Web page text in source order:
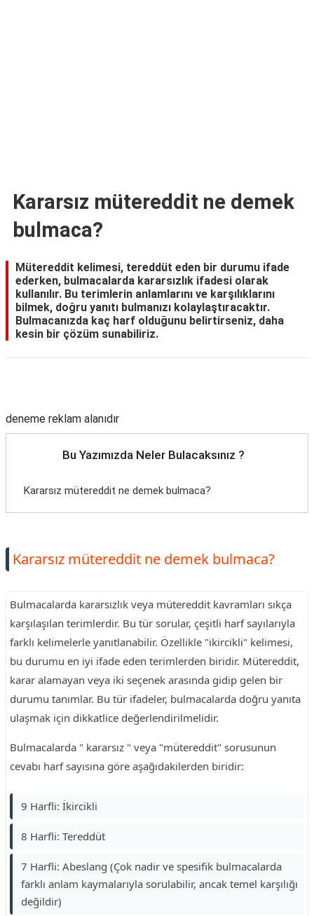
Kararsız mütereddit ne demek
bulmaca?
Mütereddit kelimesi, tereddüt eden bir durumu ifade
ederken, bulmacalarda kararsızlık ifadesi olarak
kullanılır. Bu terimlerin anlamlarını ve karşılıklarını
bilmek, doğru yanıtı bulmanızı kolaylaştıracaktır.
Bulmacanızda kaç harf olduğunu belirtirseniz, daha
kesin bir çözüm sunabiliriz.
deneme reklam alanıdır
Bu Yazımızda Neler Bulacaksınız ?
Kararsız mütereddit ne demek bulmaca?
Kararsız mütereddit ne demek bulmaca?
Bulmacalarda kararsızlık veya mütereddit kavramları sıkça
karşılaşılan terimlerdir. Bu tür sorular, çeşitli harf sayılarıyla
farklı kelimelerle yanıtlanabilir. Özellikle "ikircikli" kelimesi,
bu durumu en iyi ifade eden terimlerden biridir. Mütereddit,
karar alamayan veya iki seçenek arasında gidip gelen bir
durumu tanımlar. Bu tür ifadeler, bulmacalarda doğru yanıta
ulaşmak için dikkatlice değerlendirilmelidir.
Bulmacalarda " kararsız " veya "mütereddit" sorusunun
cevabı harf sayısına göre aşağıdakilerden biridir:
9 Harfli: İkircikli
8 Harfli: Tereddüt
7 Harfli: Abeslang (Çok nadir ve spesifik bulmacalarda
farklı anlam kaymalarıyla sorulabilir, ancak temel karşılığı
değildir)